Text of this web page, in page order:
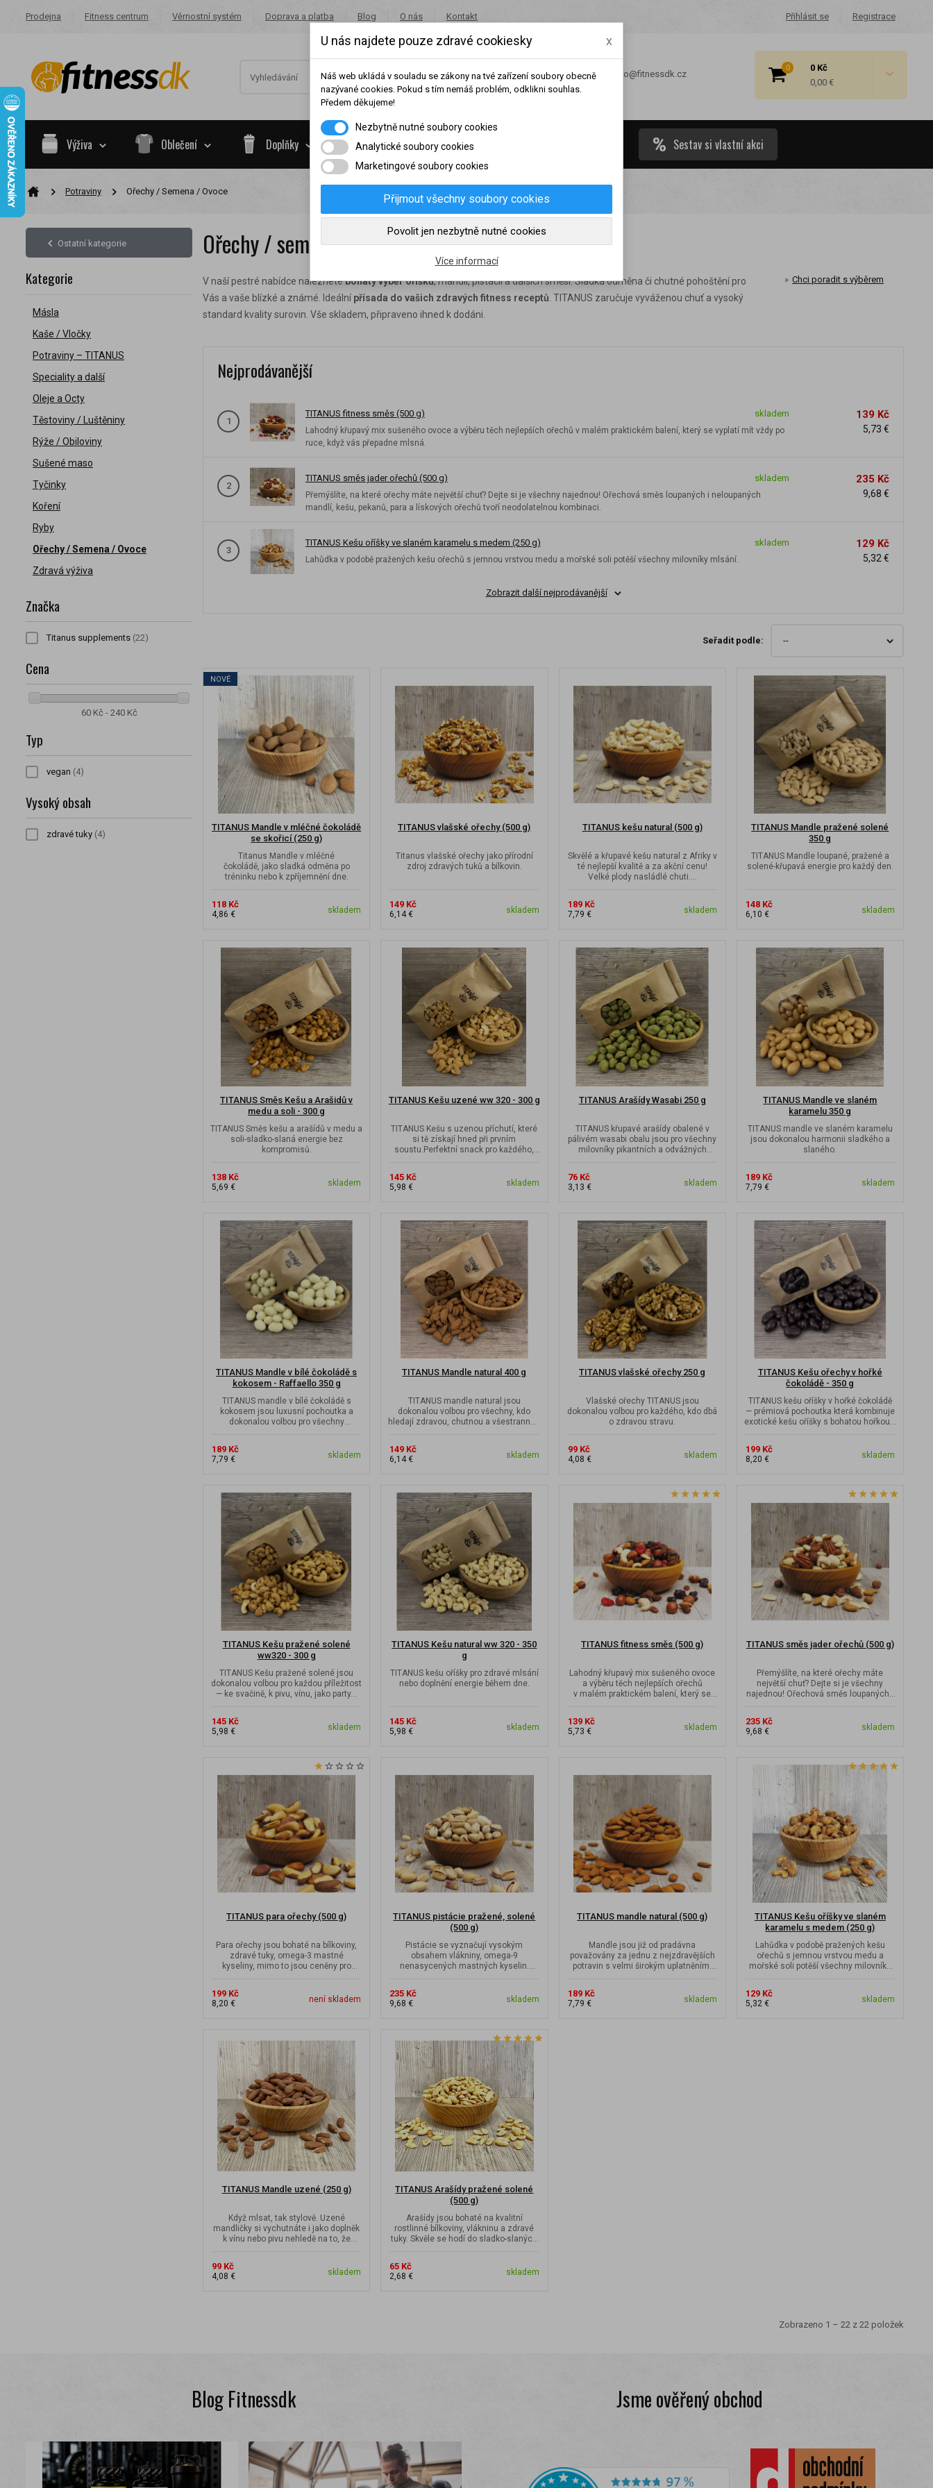
Registrace
Přihlásit se
Prodejna Fitness centrum Věrnostní systém Doprava a platba Blog O nás Kontakt
0
0 Kč
0,00 €
+420 491 462 001 info@fitnessdk.cz
Výživa Oblečení Doplňky Potraviny Akce Sestav si vlastní akci
Potraviny Ořechy / Semena / Ovoce
Ostatní kategorie
Kategorie
Másla
Kaše / Vločky
Potraviny – TITANUS
Speciality a další
Oleje a Octy
Těstoviny / Luštěniny
Rýže / Obiloviny
Sušené maso
Tyčinky
Koření
Ryby
Ořechy / Semena / Ovoce
Zdravá výživa
Značka
Titanus supplements (22)
Cena
60 Kč - 240 Kč
Typ
vegan (4)
Vysoký obsah
zdravé tuky (4)
Ořechy / semena / ovoce
V naší pestré nabídce naleznetebohatý výběr oříšků, mandlí, pistácií a dalších směsí.Sladká odměna či chutné pohoštění pro
Vás a vaše blízké a známé.
Ideální přísada do vašich zdravých fitness receptů . TITANUS zaručuje vyváženou chuť a vysoký
standard kvality surovin. Vše skladem, připraveno ihned k dodáni.
Chci poradit s výběrem
Nejprodávanější
1
TITANUS fitness směs (500 g) skladem
Lahodný křupavý mix sušeného ovoce a výběru těch nejlepších ořechů v malém praktickém balení, který se vyplatí mít vždy po
ruce, když vás přepadne mlsná.
139 Kč
5,73 €
2
TITANUS směs jader ořechů (500 g) skladem
Přemýšlíte, na které ořechy máte největší chuť? Dejte si je všechny najednou! Ořechová směs loupaných i neloupaných
mandlí, kešu, pekanů, para a lískových ořechů tvoří neodolatelnou kombinaci.
235 Kč
9,68 €
3
TITANUS Kešu oříšky ve slaném karamelu s medem (250 g) skladem
Lahůdka v podobě pražených kešu ořechů s jemnou vrstvou medu a mořské soli potěší všechny milovníky mlsání.
129 Kč
5,32 €
Zobrazit další nejprodávanější
Seřadit podle:
NOVÉ
TITANUS Mandle v mléčné čokoládě
se skořicí (250 g)
Titanus Mandle v mléčné
čokoládě, jako sladká odměna po
tréninku nebo k zpříjemnění dne.
118 Kč
4,86 € skladem
TITANUS vlašské ořechy (500 g)
Titanus vlašské ořechy jako přírodní
zdroj zdravých tuků a bílkovin.
149 Kč
6,14 € skladem
TITANUS kešu natural (500 g)
Skvělé a křupavé kešu natural z Afriky v
té nejlepší kvalitě a za akční cenu!
Velké plody nasládlé chuti....
189 Kč
7,79 € skladem
TITANUS Mandle pražené solené
350 g
TITANUS Mandle loupané, pražené a
solené-křupavá energie pro každý den.
148 Kč
6,10 € skladem
TITANUS Směs Kešu a Arašidů v
medu a soli - 300 g
TITANUS Směs kešu a arašídů v medu a
soli-sladko-slaná energie bez
kompromisů.
138 Kč
5,69 € skladem
TITANUS Kešu uzené ww 320 - 300 g
TITANUS Kešu s uzenou příchutí, které
si tě získají hned při prvním
soustu.Perfektní snack pro každého,
145 Kč
5,98 € skladem
TITANUS Arašídy Wasabi 250 g
TITANUS křupavé arašídy obalené v
pálivém wasabi obalu jsou pro všechny
milovníky pikantních a odvážných
76 Kč
3,13 € skladem
TITANUS Mandle ve slaném
karamelu 350 g
TITANUS mandle ve slaném karamelu
jsou dokonalou harmonii sladkého a
slaného.
189 Kč
7,79 € skladem
TITANUS Mandle v bílé čokoládě s
kokosem - Raffaello 350 g
TITANUS mandle v bílé čokoládě s
kokosem jsou luxusní pochoutka a
dokonalou volbou pro všechny
189 Kč
7,79 € skladem
TITANUS Mandle natural 400 g
TITANUS mandle natural jsou
dokonalou volbou pro všechny, kdo
hledají zdravou, chutnou a všestrannou
149 Kč
6,14 € skladem
TITANUS vlašské ořechy 250 g
Vlašské ořechy TITANUS jsou
dokonalou volbou pro každého, kdo dbá
o zdravou stravu.
99 Kč
4,08 € skladem
TITANUS Kešu ořechy v hořké
čokoládě - 350 g
TITANUS kešu oříšky v hořké čokoládě
— prémiová pochoutka která kombinuje
exotické kešu oříšky s bohatou hořkou...
199 Kč
8,20 € skladem
TITANUS Kešu pražené solené
ww320 - 300 g
TITANUS Kešu pražené solené jsou
dokonalou volbou pro každou příležitost
— ke svačině, k pivu, vínu, jako party...
145 Kč
5,98 € skladem
TITANUS Kešu natural ww 320 - 350
g
TITANUS kešu oříšky pro zdravé mlsání
nebo doplnění energie během dne.
145 Kč
5,98 € skladem
TITANUS fitness směs (500 g)
Lahodný křupavý mix sušeného ovoce
a výběru těch nejlepších ořechů
v malém praktickém balení, který se
139 Kč
5,73 € skladem
TITANUS směs jader ořechů (500 g)
Přemýšlíte, na které ořechy máte
největší chuť? Dejte si je všechny
najednou! Ořechová směs loupaných i
235 Kč
9,68 € skladem
TITANUS para ořechy (500 g)
Para ořechy jsou bohaté na bílkoviny,
zdravé tuky, omega-3 mastné
kyseliny, mimo to jsou ceněny pro
199 Kč
8,20 € není skladem
TITANUS pistácie pražené, solené
(500 g)
Pistácie se vyznačují vysokým
obsahem vlákniny, omega-9
nenasycených mastných kyselin.
235 Kč
9,68 € skladem
TITANUS mandle natural (500 g)
Mandle jsou již od pradávna
považovány za jednu z nejzdravějších
potravin s velmi širokým uplatněním.
189 Kč
7,79 € skladem
TITANUS Kešu oříšky ve slaném
karamelu s medem (250 g)
Lahůdka v podobě pražených kešu
ořechů s jemnou vrstvou medu a
mořské soli potěší všechny milovníky
129 Kč
5,32 € skladem
TITANUS Mandle uzené (250 g)
Když mlsat, tak stylově. Uzené
mandličky si vychutnáte i jako doplněk
k vínu nebo pivu nehledě na to, že
99 Kč
4,08 € skladem
TITANUS Arašídy pražené solené
(500 g)
Arašídy jsou bohaté na kvalitní
rostlinné bílkoviny, vlákninu a zdravé
tuky. Skvěle se hodí do sladko-slaných
65 Kč
2,68 € skladem
Zobrazeno 1 – 22 z 22 položek
Blog Fitnessdk Jsme ověřený obchod
Nákupy za poslední rok:
Nyní spadáte do věrnostní skupiny:
U nás najdete pouze zdravé cookiesky x
Náš web ukládá v souladu se zákony na tvé zařízení soubory obecně
nazývané cookies. Pokud s tím nemáš problém, odklikni souhlas.
Předem děkujeme!
Nezbytně nutné soubory cookies
Analytické soubory cookies
Marketingové soubory cookies
Přijmout všechny soubory cookies
Povolit jen nezbytně nutné cookies
Více informací